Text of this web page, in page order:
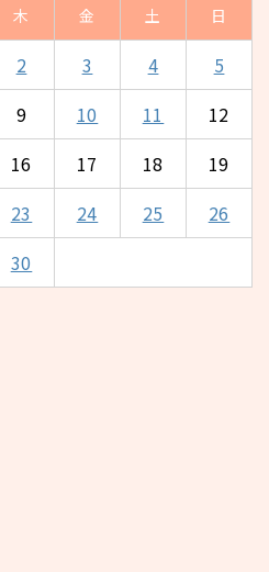
木 金 土 日
2 3 4
5
9 10 11
12
16 17 18
19
23 24 25
26
30